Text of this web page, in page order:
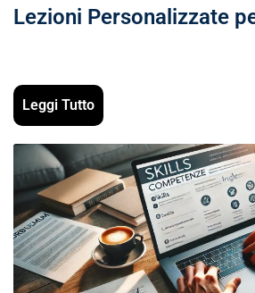
Lezioni Personalizzate
Leggi Tutto